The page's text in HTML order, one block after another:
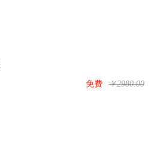
免费 ￥2980.00